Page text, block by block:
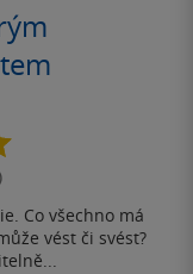
Co všechno má
vést či svést?